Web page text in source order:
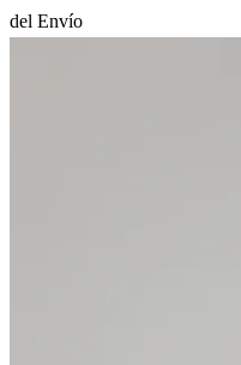
del Envío